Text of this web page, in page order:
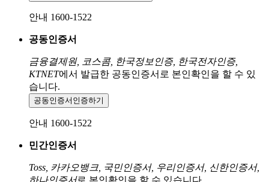
안내 1600-1522
공동인증서
금융결제원, 코스콤, 한국정보인증, 한국전자인증,
KTNET에서 발급한 공동인증서로 본인확인을 할 수 있
습니다.
공동인증서 인증하기
안내 1600-1522
민간인증서
Toss, 카카오뱅크, 국민인증서, 우리인증서, 신한인증서,